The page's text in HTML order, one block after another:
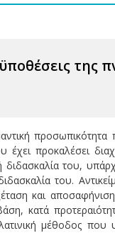
της
έχει προκαλέσει
διδασκαλία του,
του.
και
κατά
μέθοδος